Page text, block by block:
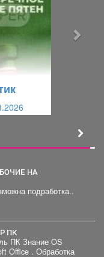
подработка..
ПК
ПК Знание OS